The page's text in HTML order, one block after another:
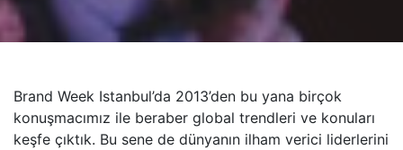
Brand Week Istanbul’da 2013’den bu yana birçok
konuşmacımız ile beraber global trendleri ve konuları
keşfe çıktık. Bu sene de dünyanın ilham verici liderlerini